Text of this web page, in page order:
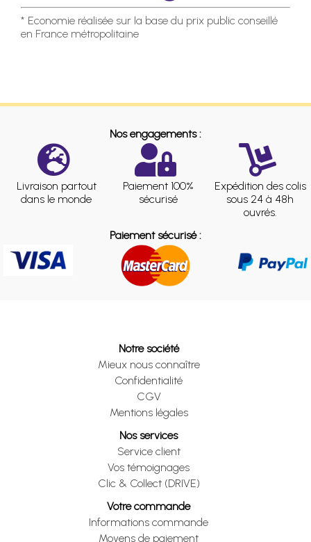
* Economie réalisée sur la base du prix public conseillé
en France métropolitaine
Nos engagements :
Livraison partout
dans le monde
Paiement 100%
sécurisé
Expédition des colis
sous 24 à 48h
ouvrés.
Paiement sécurisé :
Notre société
Mieux nous connaître
Confidentialité
CGV
Mentions légales
Nos services
Service client
Vos témoignages
Clic & Collect (DRIVE)
Votre commande
Informations commande
Moyens de paiement